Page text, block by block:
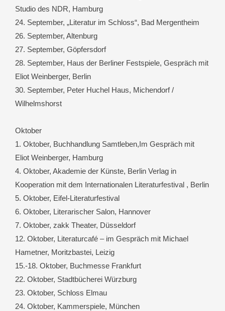
Studio des NDR, Hamburg
24. September, „Literatur im Schloss“, Bad Mergentheim
26. September, Altenburg
27. September, Göpfersdorf
28. September, Haus der Berliner Festspiele, Gespräch mit
Eliot Weinberger, Berlin
30. September, Peter Huchel Haus, Michendorf /
Wilhelmshorst
Oktober
1. Oktober, Buchhandlung Samtleben,Im Gespräch mit
Eliot Weinberger, Hamburg
4. Oktober, Akademie der Künste, Berlin Verlag in
Kooperation mit dem Internationalen Literaturfestival , Berlin
5. Oktober, Eifel-Literaturfestival
6. Oktober, Literarischer Salon, Hannover
7. Oktober, zakk Theater, Düsseldorf
12. Oktober, Literaturcafé – im Gespräch mit Michael
Hametner, Moritzbastei, Leizig
15.-18. Oktober, Buchmesse Frankfurt
22. Oktober, Stadtbücherei Würzburg
23. Oktober, Schloss Elmau
24. Oktober, Kammerspiele, München